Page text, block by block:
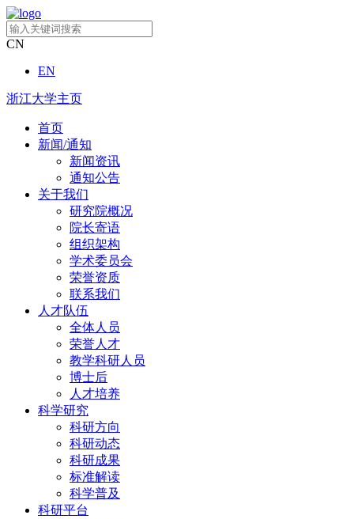
CN
EN
浙江大学主页
首页
新闻/通知
新闻资讯
通知公告
关于我们
研究院概况
院长寄语
组织架构
学术委员会
荣誉资质
联系我们
人才队伍
全体人员
荣誉人才
教学科研人员
博士后
人才培养
科学研究
科研方向
科研动态
科研成果
标准解读
科学普及
科研平台